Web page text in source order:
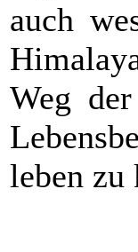
auch
Weg
leben zu